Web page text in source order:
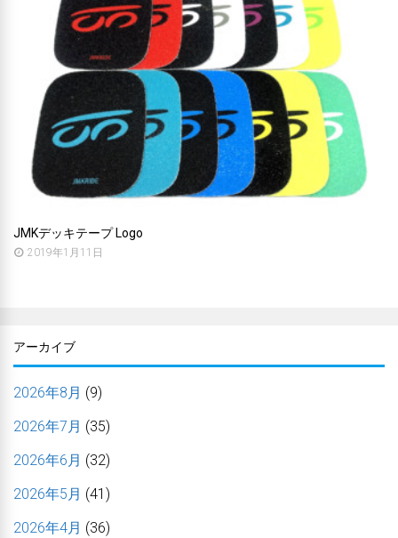
JMKデッキテープ Logo
2019年1月11日
アーカイブ
2026年8月 (9)
2026年7月 (35)
2026年6月 (32)
2026年5月 (41)
2026年4月 (36)